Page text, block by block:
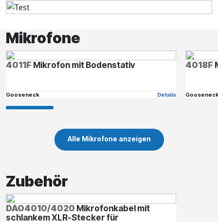
Mikrofone
4011F Mikrofon mit Bodenstativ
Gooseneck Details
4018F
Alle Mikrofone anzeigen
Zubehör
DAO4010/4020 Mikrofonkabel mit
schlankem XLR-Stecker für